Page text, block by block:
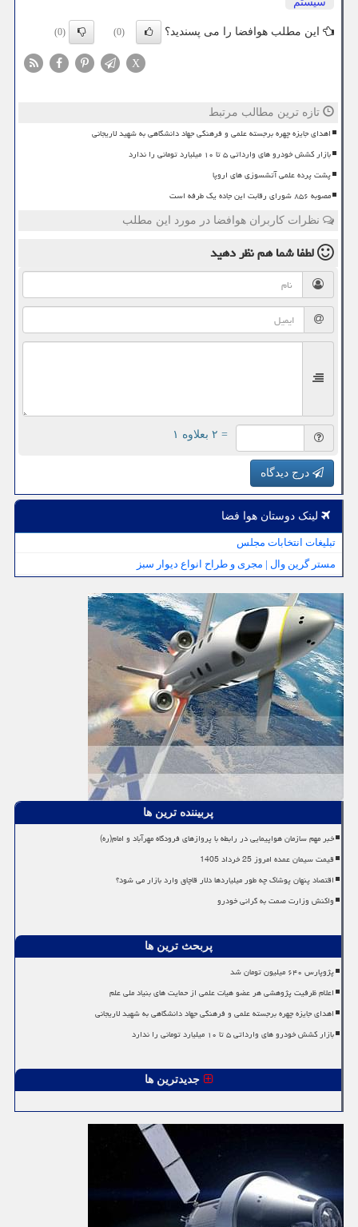
این مطلب هوافضا را می پسندید؟ (0)
(0)
X
تازه ترین مطالب مرتبط
اهدای جایزه چهره برجسته علمی و فرهنگی جهاد دانشگاهی به شهید لاریجانی
بازار کشش خودرو های وارداتی ۵ تا ۱۰ میلیارد تومانی را ندارد
پشت پرده علمی آتشسوزی های اروپا
مصوبه ۸۵۶ شورای رقابت این جاده یک طرفه است
نظرات کاربران هوافضا در مورد این مطلب
لطفا شما همنظر دهید
= ۲ بعلاوه ۱
درج دیدگاه
لینک دوستان هوا فضا
تبلیغات انتخابات مجلس
مستر گرین وال | مجری و طراح انواع دیوار سبز
پربیننده ترین ها
خبر مهم سازمان هواپیمایی در رابطه با پروازهای فرودگاه مهرآباد و امام(ره)
قیمت سیمان عمده امروز 25 خرداد 1405
اقتصاد پنهان پوشاک چه طور میلیاردها دلار قاچاق وارد بازار می شود؟
واکنش وزارت صمت به گرانی خودرو
پربحث ترین ها
پژوپارس ۶۴۰ میلیون تومان شد
اعلام ظرفیت پژوهشی هر عضو هیات علمی از حمایت های بنیاد ملی علم
اهدای جایزه چهره برجسته علمی و فرهنگی جهاد دانشگاهی به شهید لاریجانی
بازار کشش خودرو های وارداتی ۵ تا ۱۰ میلیارد تومانی را ندارد
جدیدترین ها